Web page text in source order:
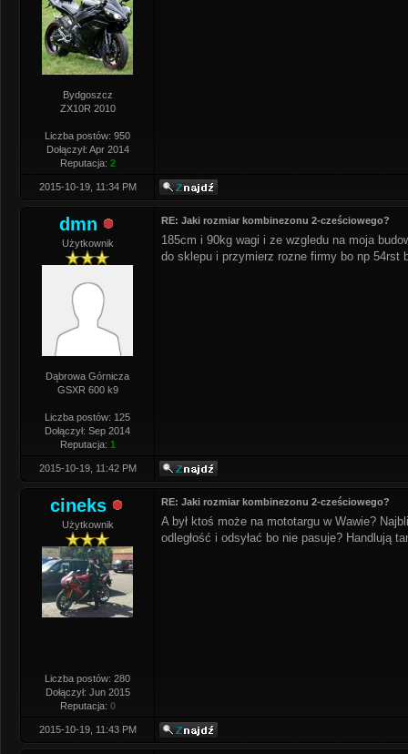
Bydgoszcz
ZX10R 2010
Liczba postów: 950
Dołączył: Apr 2014
Reputacja: 2
2015-10-19, 11:34 PM
dmn
Użytkownik
Dąbrowa Górnicza
GSXR 600 k9
Liczba postów: 125
Dołączył: Sep 2014
Reputacja: 1
RE: Jaki rozmiar kombinezonu 2-cześciowego?
185cm i 90kg wagi i ze wzgledu na moja
do sklepu i przymierz rozne firmy bo np
2015-10-19, 11:42 PM
cineks
Użytkownik
Liczba postów: 280
Dołączył: Jun 2015
Reputacja: 0
RE: Jaki rozmiar kombinezonu 2-cześciowego?
A był ktoś może na mototargu w Wawie?
odległość i odsyłać bo nie pasuje? Handlują
2015-10-19, 11:43 PM